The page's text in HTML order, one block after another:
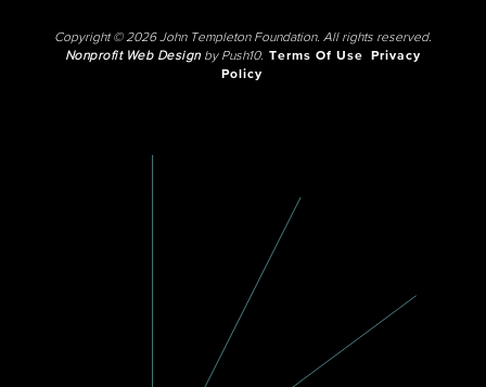
Copyright © 2026 John Templeton Foundation. All rights reserved.
Nonprofit Web Designby Push10. Terms Of Use
Privacy
Policy